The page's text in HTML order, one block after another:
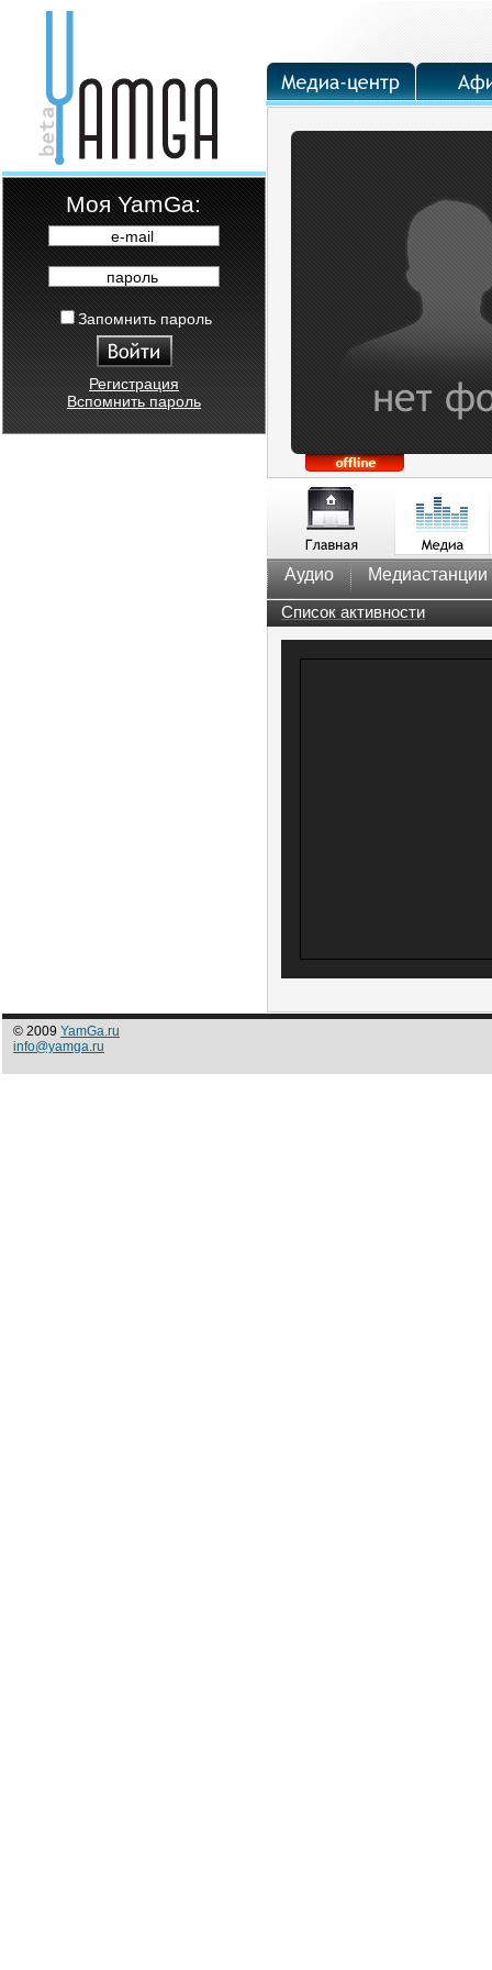
Moя YamGa:
e-mail
пароль
Запомнить пароль
Регистрация
Вспомнить пароль
Аудио
Медиастанции
Список активности
© 2009 YamGa.ru
info@yamga.ru